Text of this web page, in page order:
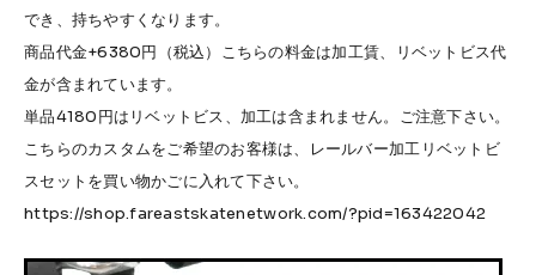
でき、持ちやすくなります。
商品代金+6380円（税込）こちらの料金は加工賃、リベットビス代
金が含まれています。
単品4180円はリベットビス、加工は含まれません。ご注意下さい。
こちらのカスタムをご希望のお客様は、レールバー加工リベットビ
スセットを買い物かごに入れて下さい。
https://shop.fareastskatenetwork.com/?pid=163422042